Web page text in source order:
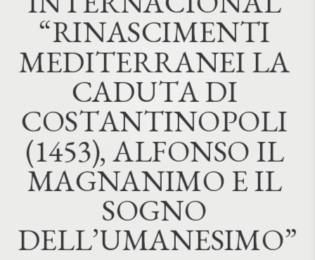
“RINASCIMENTI
MEDITERRANEILA
CADUTADI
COSTANTINOPOLI
(1453), ALFONSOIL
MAGNANIMOEIL
SOGNO
DELL’UMANESIMO”